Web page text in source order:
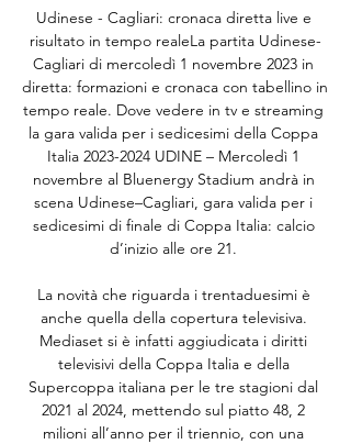
Udinese - Cagliari: cronaca diretta live e
risultato in tempo realeLa partita Udinese-
Cagliari di mercoledì 1 novembre 2023 in
diretta: formazioni e cronaca con tabellino in
tempo reale. Dove vedere in tv e streaming
la gara valida per i sedicesimi della Coppa
Italia 2023-2024 UDINE – Mercoledì 1
novembre al Bluenergy Stadium andrà in
scena Udinese–Cagliari, gara valida per i
sedicesimi di finale di Coppa Italia: calcio
d’inizio alle ore 21.
La novità che riguarda i trentaduesimi è
anche quella della copertura televisiva.
Mediaset si è infatti aggiudicata i diritti
televisivi della Coppa Italia e della
Supercoppa italiana per le tre stagioni dal
2021 al 2024, mettendo sul piatto 48, 2
milioni all’anno per il triennio, con una